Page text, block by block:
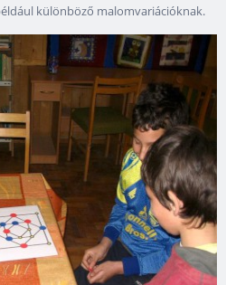
különböző malomvariációknak.